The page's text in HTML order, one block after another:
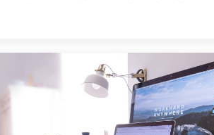
客交换友链。然而，在 NameSilo 平台
由于界面为英文且翻译功能受限，作者
的钱币图标当作续费入口，险些操作失
失。通过截图咨询 DeepSeek 后，作者